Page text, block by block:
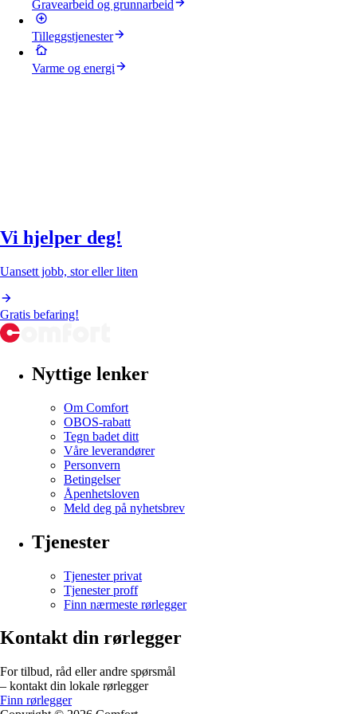
Gravearbeid og grunnarbeid
Tilleggstjenester
Varme og energi
Vi hjelper deg!
Uansett jobb, stor eller liten
Gratis befaring!
Nyttige lenker
Om Comfort
OBOS-rabatt
Tegn badet ditt
Våre leverandører
Personvern
Betingelser
Åpenhetsloven
Meld deg på nyhetsbrev
Tjenester
Tjenester privat
Tjenester proff
Finn nærmeste rørlegger
Kontakt din rørlegger
For tilbud, råd eller andre spørsmål
– kontakt din lokale rørlegger
Finn rørlegger